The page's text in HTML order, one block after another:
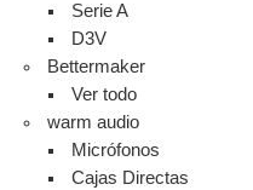
Serie A
D3V
Bettermaker
Ver todo
warm audio
Micrófonos
Cajas Directas